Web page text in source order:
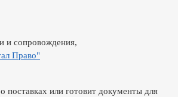
и сопровождения,
Право"
поставках или готовит документы для